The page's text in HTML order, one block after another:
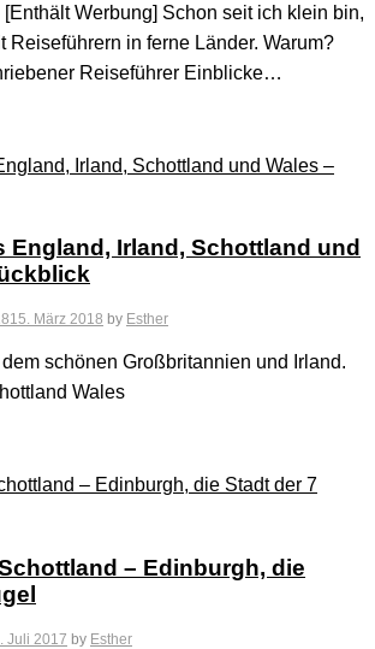
Werbung] Schon seit ich klein bin,
Reiseführern in ferne Länder. Warum?
Reiseführer Einblicke…
England, Irland, Schottland und
15. März 2018 by Esther
schönen Großbritannien und Irland.
Wales
– Edinburgh, die
Juli 2017 by Esther